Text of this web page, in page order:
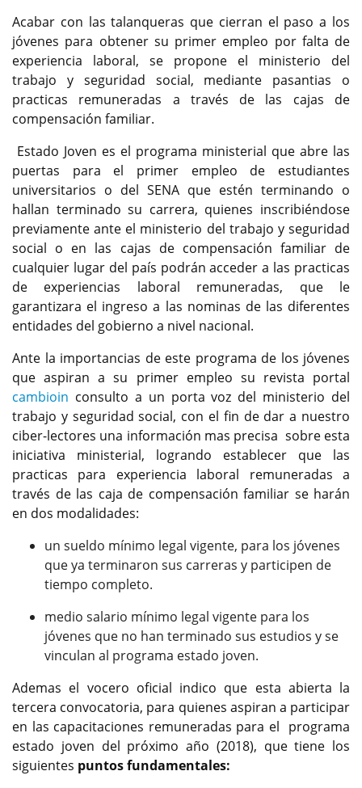
Acabar con las talanqueras que cierran el paso a los
jóvenes para obtener su primer empleo por falta de
experiencia laboral, se propone el ministerio del
trabajo y seguridad social, mediante pasantias o
practicas remuneradas a través de las cajas de
compensación familiar.
Estado Joven es el programa ministerial que abre las
puertas para el primer empleo de estudiantes
universitarios o del SENA que estén terminando o
hallan terminado su carrera, quienes inscribiéndose
previamente ante el ministerio del trabajo y seguridad
social o en las cajas de compensación familiar de
cualquier lugar del país podrán acceder a las practicas
de experiencias laboral remuneradas, que le
garantizara el ingreso a las nominas de las diferentes
entidades del gobierno a nivel nacional.
Ante la importancias de este programa de los jóvenes
que aspiran a su primer empleo su revista portal
cambioin consulto a un porta voz del ministerio del
trabajo y seguridad social, con el fin de dar a nuestro
ciber-lectores una información mas precisa sobre esta
iniciativa ministerial, logrando establecer que las
practicas para experiencia laboral remuneradas a
través de las caja de compensación familiar se harán
en dos modalidades:
un sueldo mínimo legal vigente, para los jóvenes
que ya terminaron sus carreras y participen de
tiempo completo.
medio salario mínimo legal vigente para los
jóvenes que no han terminado sus estudios y se
vinculan al programa estado joven.
Ademas el vocero oficial indico que esta abierta la
tercera convocatoria, para quienes aspiran a participar
en las capacitaciones remuneradas para el programa
estado joven del próximo año (2018), que tiene los
siguientes puntos fundamentales: